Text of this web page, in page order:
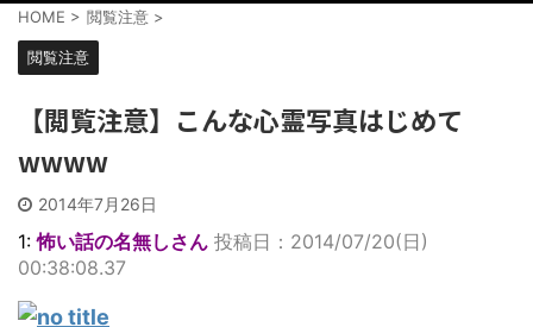
HOME > 閲覧注意 >
閲覧注意
【閲覧注意】こんな心霊写真はじめて
wwww
2014年7月26日
1:怖い話の名無しさん 投稿日：2014/07/20(日)
00:38:08.37